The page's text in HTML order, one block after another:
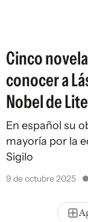
Cinco
conocer a
Nobel de
En español su
mayoría por la
Sigilo
9 de octubre 2025